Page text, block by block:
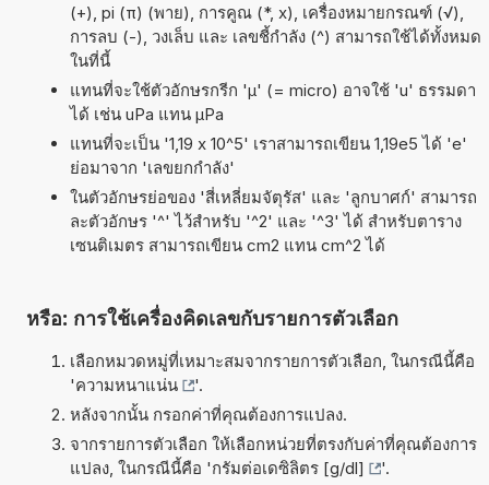
(+), pi (π) (พาย), การคูณ (*, x), เครื่องหมายกรณฑ์ (√),
การลบ (-), วงเล็บ และ เลขชี้กำลัง (^) สามารถใช้ได้ทั้งหมด
ในที่นี้
แทนที่จะใช้ตัวอักษรกรีก 'µ' (= micro) อาจใช้ 'u' ธรรมดา
ได้ เช่น uPa แทน µPa
แทนที่จะเป็น '1,19 x 10^5' เราสามารถเขียน 1,19e5 ได้ 'e'
ย่อมาจาก 'เลขยกกำลัง'
ในตัวอักษรย่อของ 'สี่เหลี่ยมจัตุรัส' และ 'ลูกบาศก์' สามารถ
ละตัวอักษร '^' ไว้สำหรับ '^2' และ '^3' ได้ สำหรับตาราง
เซนติเมตร สามารถเขียน cm2 แทน cm^2 ได้
หรือ: การใช้เครื่องคิดเลขกับรายการตัวเลือก
เลือกหมวดหมู่ที่เหมาะสมจากรายการตัวเลือก, ในกรณีนี้คือ
'ความหนาแน่น
'.
หลังจากนั้น กรอกค่าที่คุณต้องการแปลง.
จากรายการตัวเลือก ให้เลือกหน่วยที่ตรงกับค่าที่คุณต้องการ
แปลง, ในกรณีนี้คือ 'กรัมต่อเดซิลิตร [g/dl]
'.